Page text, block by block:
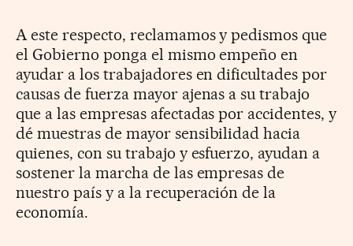
A este respecto, reclamamos y pedismos que
el Gobierno ponga el mismo empeño en
ayudar a los trabajadores en dificultades por
causas de fuerza mayor ajenas a su trabajo
que a las empresas afectadas por accidentes, y
dé muestras de mayor sensibilidad hacia
quienes, con su trabajo y esfuerzo, ayudan a
sostener la marcha de las empresas de
nuestro país y a la recuperación de la
economía.